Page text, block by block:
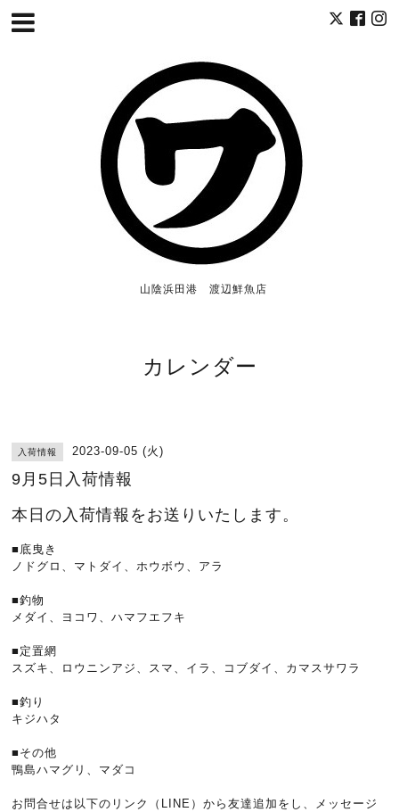
山陰浜田港 渡辺鮮魚店
カレンダー
入荷情報 2023-09-05 (火)
9月5日入荷情報
本日の入荷情報をお送りいたします。
■底曳き
ノドグロ、マトダイ、ホウボウ、アラ
■釣物
メダイ、ヨコワ、ハマフエフキ
■定置網
スズキ、ロウニンアジ、スマ、イラ、コブダイ、カマスサワラ
■釣り
キジハタ
■その他
鴨島ハマグリ、マダコ
お問合せは以下のリンク（LINE）から友達追加をし、メッセージ